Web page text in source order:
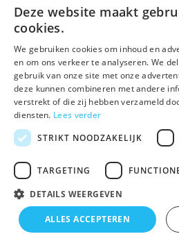
🌴 Wij zijn met vakantie t/m 21
KvK-nummer 14087571
BTW-nummer NL 815399145 B01
© 2026 - Powered by
Algemene voorwaarden
Deze website maakt
cookies.
We gebruiken cookies om inhoud en
en om ons verkeer te analyseren. We
gebruik van onze site met onze
deze kunnen combineren met andere
verstrekt of die zij hebben verzameld
diensten. Lees verder
STRIKT NOODZAKELIJK
TARGETING
DETAILS WEERGEVEN
ALLES ACCEPTEREN